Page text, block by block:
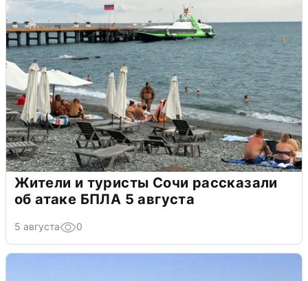
Жители и туристы Сочи рассказали
об атаке БПЛА 5 августа
5 августа 0